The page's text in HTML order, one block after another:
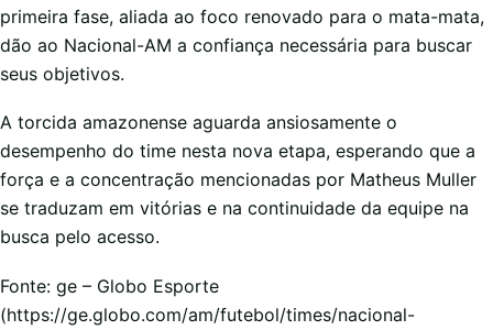
primeira fase, aliada ao foco renovado para o mata-mata,
dão ao Nacional-AM a confiança necessária para buscar
seus objetivos.
A torcida amazonense aguarda ansiosamente o
desempenho do time nesta nova etapa, esperando que a
força e a concentração mencionadas por Matheus Muller
se traduzam em vitórias e na continuidade da equipe na
busca pelo acesso.
Fonte: ge – Globo Esporte
(https://ge.globo.com/am/futebol/times/nacional-